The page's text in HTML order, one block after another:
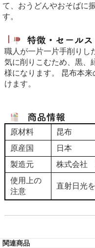
て、おうどんやおそばに
す。
職人が一片一片手削りし
気に削りこむため、黒、
様になります。 昆布本
けます。
原材料
昆布
原産国
日本
製造元
株式会社
使用上の
注意
直射日光
関連商品